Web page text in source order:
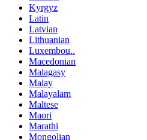
Kyrgyz
Latin
Latvian
Lithuanian
Luxembou..
Macedonian
Malagasy
Malay
Malayalam
Maltese
Maori
Marathi
Mongolian